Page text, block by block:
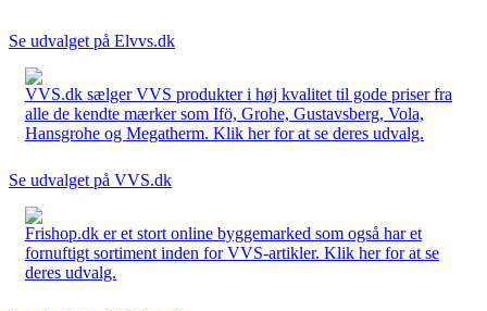
Se udvalget på Elvvs.dk
VVS.dk sælger VVS produkter i høj kvalitet til gode priser fra
alle de kendte mærker som Ifö, Grohe, Gustavsberg, Vola,
Hansgrohe og Megatherm. Klik her for at se deres udvalg.
Se udvalget på VVS.dk
Frishop.dk er et stort online byggemarked som også har et
fornuftigt sortiment inden for VVS-artikler. Klik her for at se
deres udvalg.